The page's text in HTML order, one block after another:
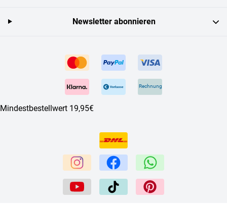
Rechnung
Mindestbestellwert 19,95€
Newsletter abonnieren